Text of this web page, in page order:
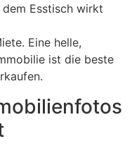
Esstisch wirkt
Eine helle,
ist die beste